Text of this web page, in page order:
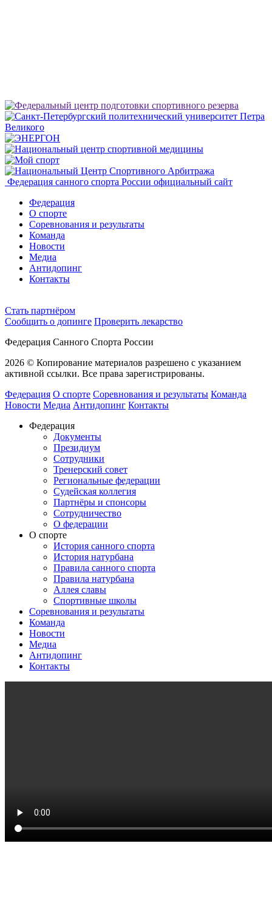
Федерация санного спорта России официальный сайт
Федерация
О спорте
Соревнования и результаты
Команда
Новости
Медиа
Антидопинг
Контакты
Cтать партнёром
Сообщить о допинге Проверить лекарство
Федерация Санного Спорта России
2026 © Копирование материалов разрешено с указанием
активной ссылки. Все права зарегистрированы.
Федерация О спорте Соревнования и результаты Команда
Новости Медиа Антидопинг Контакты
Федерация
Документы
Президиум
Сотрудники
Тренерский совет
Региональные федерации
Судейская коллегия
Партнёры и спонсоры
Сотрудничество
О федерации
О спорте
История санного спорта
История натурбана
Правила санного спорта
Правила натурбана
Аллея славы
Спортивные школы
Соревнования и результаты
Команда
Новости
Медиа
Антидопинг
Контакты